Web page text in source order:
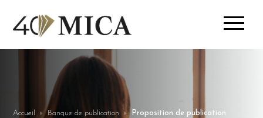
Accueil Banque de publication Proposition de publication